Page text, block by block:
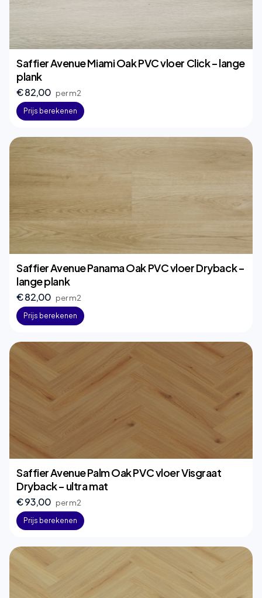
Saffier Avenue Miami Oak PVC vloer Click – lange
plank
€ 82,00 per m2
Prijs berekenen
Saffier Avenue Panama Oak PVC vloer Dryback –
lange plank
€ 82,00 per m2
Prijs berekenen
Saffier Avenue Palm Oak PVC vloer Visgraat
Dryback – ultra mat
€ 93,00 per m2
Prijs berekenen